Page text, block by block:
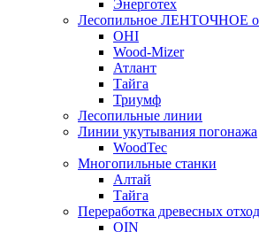
Энерготех
Лесопильное ЛЕНТОЧНОЕ
OHI
Wood-Mizer
Атлант
Тайга
Триумф
Лесопильные линии
Линии укутывания погонажа
WoodTec
Многопильные станки
Алтай
Тайга
Переработка древесных
OIN